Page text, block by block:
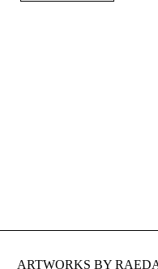
ARTWORKS BY